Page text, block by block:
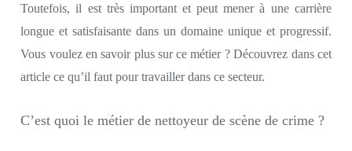
Toutefois, il est très important et peut mener à une carrière
longue et satisfaisante dans un domaine unique et progressif.
Vous voulez en savoir plus sur ce métier ?Découvrez dans cet
articlece qu’il faut pour travailler danscesecteur.
C’est quoi le métier de nettoyeur de scène de crime ?